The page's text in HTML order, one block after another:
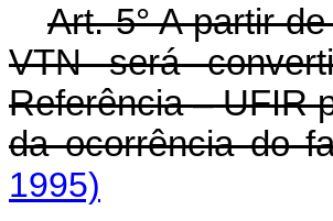
Art. 5° A partir
VTN será
Referência – UFIR
da ocorrência do
1995)